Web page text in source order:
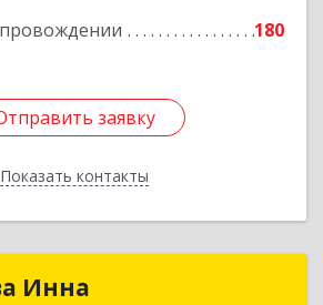
180
заявку
Показать контакты
заявку
Назад
ИннаИП Сушкова Инна